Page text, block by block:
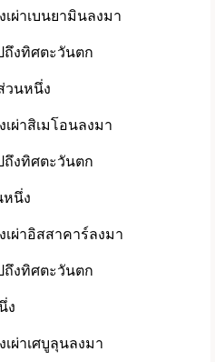
ผ่าเบนยามินลงมา
งทิศตะวันตก
วนหนึ่ง
ผ่าสิเมโอนลงมา
งทิศตะวันตก
หนึ่ง
ผ่าอิสสาคาร์ลงมา
งทิศตะวันตก
ง
ผ่าเศบูลุนลงมา